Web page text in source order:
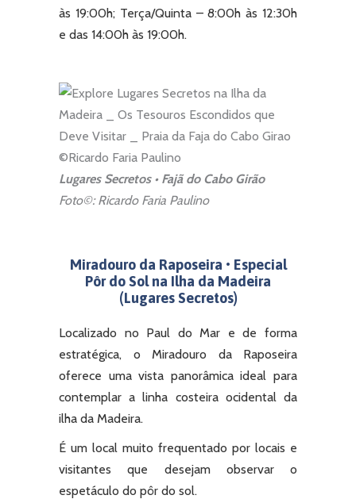
às 19:00h; Terça/Quinta – 8:00h às 12:30h
e das 14:00h às 19:00h.
Lugares Secretos • Fajã do Cabo Girão
Foto©: Ricardo Faria Paulino
Miradouro da Raposeira • Especial
Pôr do Sol na Ilha da Madeira
(Lugares Secretos)
Localizado no Paul do Mar e de forma
estratégica, o Miradouro da Raposeira
oferece uma vista panorâmica ideal para
contemplar a linha costeira ocidental da
ilha da Madeira.
É um local muito frequentado por locais e
visitantes que desejam observar o
espetáculo do pôr do sol.